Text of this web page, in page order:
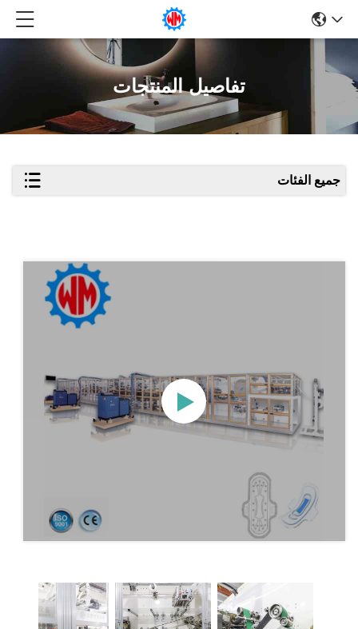
تفاصيل المنتجات
جميع الفئات